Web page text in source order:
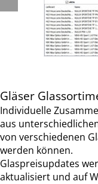
Gläser
Individuelle
aus
von verschiedenen
werden können.
Glaspreisupdates
aktualisiert und auf